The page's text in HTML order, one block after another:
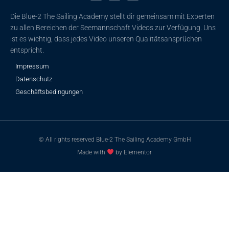
o
-
b
g
m
Die Blue-2 The Sailing Academy stellt dir gemeinsam mit Experten
zu allen Bereichen der Seemannschaft Videos zur Verfügung. Uns
ist es wichtig, dass jedes Video unseren Qualitätsansprüchen
entspricht.
Impressum
Datenschutz
Geschäftsbedingungen
© All rights reserved Blue-2 The Sailing Academy GmbH
Made with
by Elementor